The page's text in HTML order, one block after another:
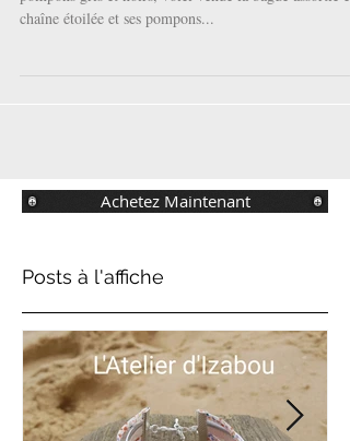
Vous avez vu le bracelet en chaîne étoilée et ses
pompons gris et noirs, voici venue la bague assortie en
Posts à l'affiche